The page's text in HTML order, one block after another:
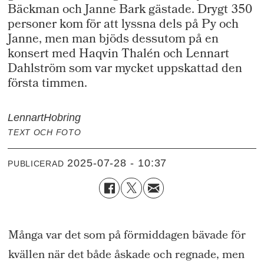
Bäckman och Janne Bark gästade. Drygt 350
personer kom för att lyssna dels på Py och
Janne, men man bjöds dessutom på en
konsert med Haqvin Thalén och Lennart
Dahlström som var mycket uppskattad den
första timmen.
LennartHobring
TEXT OCH FOTO
PUBLICERAD 2025-07-28 - 10:37
Många var det som på förmiddagen bävade för
kvällen när det både åskade och regnade, men